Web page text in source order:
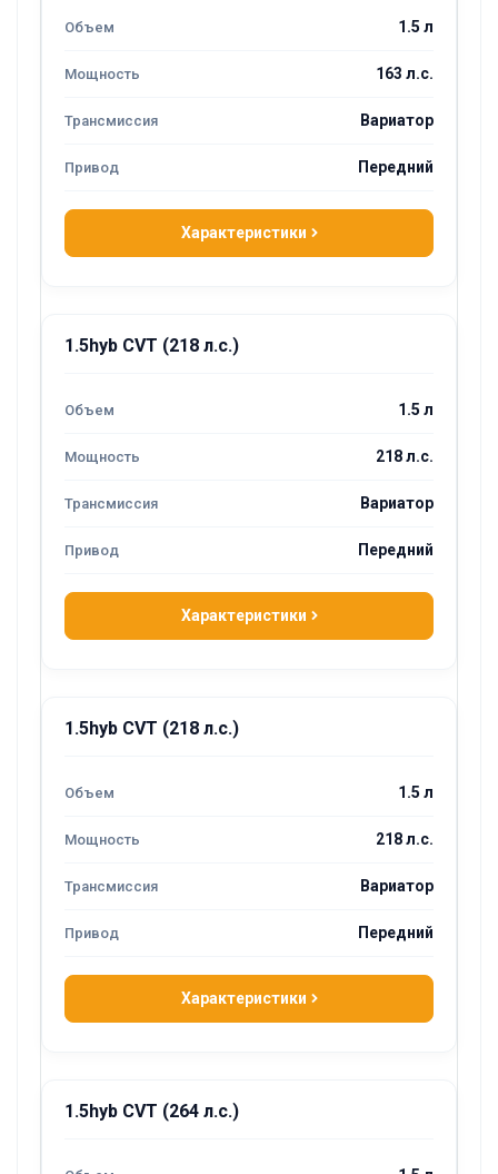
1.5 л
163 л.с.
Вариатор
Передний
Характеристики
1.5hyb CVT (218 л.с.)
1.5 л
218 л.с.
Вариатор
Передний
Характеристики
1.5hyb CVT (218 л.с.)
1.5 л
218 л.с.
Вариатор
Передний
Характеристики
1.5hyb CVT (264 л.с.)